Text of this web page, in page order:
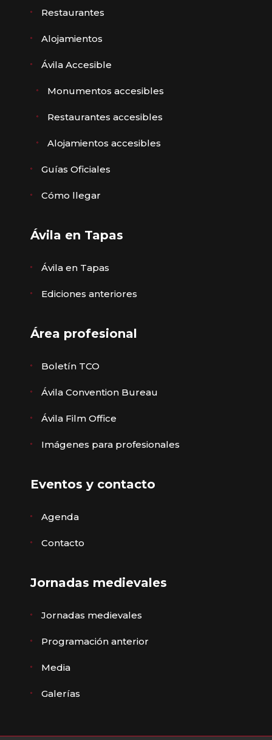
Restaurantes
Alojamientos
Ávila Accesible
Monumentos accesibles
Restaurantes accesibles
Alojamientos accesibles
Guías Oficiales
Cómo llegar
Ávila en Tapas
Ávila en Tapas
Ediciones anteriores
Área profesional
Boletín TCO
Ávila Convention Bureau
Ávila Film Office
Imágenes para profesionales
Eventos y contacto
Agenda
Contacto
Jornadas medievales
Jornadas medievales
Programación anterior
Media
Galerías